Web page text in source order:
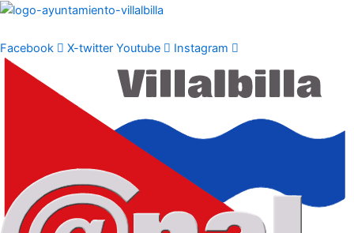
Ir
contenido
Facebook X-twitter Youtube Instagram